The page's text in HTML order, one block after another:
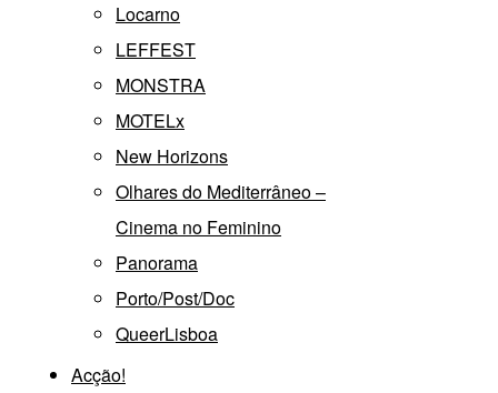
Locarno
LEFFEST
MONSTRA
MOTELx
New Horizons
Olhares do Mediterrâneo –
Cinema no Feminino
Panorama
Porto/Post/Doc
QueerLisboa
Acção!